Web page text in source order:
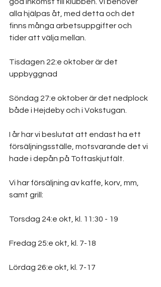
alla hjälpas åt, med detta och det
finns många arbetsuppgifter och
tider att välja mellan.
Tisdagen 22:e oktober är det
uppbyggnad
Söndag 27:e oktober är det nedplock
både i Hejdeby och i Vokstugan.
I år har vi beslutat att endast ha ett
försäljningsställe, motsvarande det vi
hade i depån på Toftaskjutfält.
Vi har försäljning av kaffe, korv, mm,
samt grill:
Torsdag 24:e okt, kl. 11:30 - 19
Fredag 25:e okt, kl. 7-18
Lördag 26:e okt, kl. 7-17